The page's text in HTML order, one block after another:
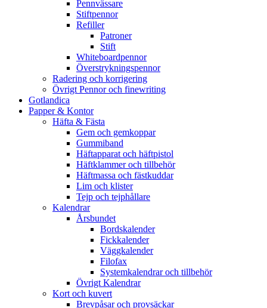
Pennvässare
Stiftpennor
Refiller
Patroner
Stift
Whiteboardpennor
Överstrykningspennor
Radering och korrigering
Övrigt Pennor och finewriting
Gotlandica
Papper & Kontor
Häfta & Fästa
Gem och gemkoppar
Gummiband
Häftapparat och häftpistol
Häftklammer och tillbehör
Häftmassa och fästkuddar
Lim och klister
Tejp och tejphållare
Kalendrar
Årsbundet
Bordskalender
Fickkalender
Väggkalender
Filofax
Systemkalendrar och tillbehör
Övrigt Kalendrar
Kort och kuvert
Brevpåsar och provsäckar